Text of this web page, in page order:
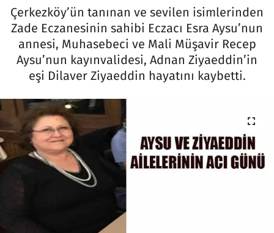
Çerkezköy’ün tanınan ve sevilen isimlerinden
Zade Eczanesinin sahibi Eczacı Esra Aysu’nun
annesi, Muhasebeci ve Mali Müşavir Recep
Aysu’nun kayınvalidesi, Adnan Ziyaeddin’in
eşi Dilaver Ziyaeddin hayatını kaybetti.
Tekirdağ
Asayiş
Eğitim
Ekonomi
Siyaset
Foto Galeri
Ekonomi
Ergene
Genel
Gündem
Kapaklı
Kırklareli
Tüm Manşetler
Son Dakika Haberleri
Haber Arşivi